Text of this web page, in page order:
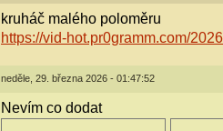
kruháč malého poloměru
https://vid-hot.pr0gramm.com/
neděle, 29. března 2026 - 01:47:52
Nevím co dodat